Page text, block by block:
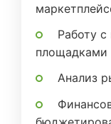
Работу
площадками
Анализ